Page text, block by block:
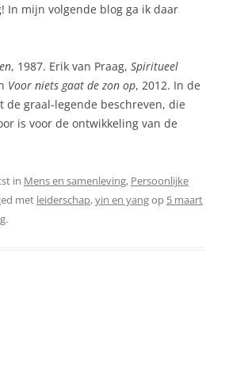
In mijn volgende blog ga ik daar
, 1987. Erik van Praag, Spiritueel
Voor niets gaat de zon op, 2012. In de
de graal-legende beschreven, die
is voor de ontwikkeling van de
in Mens en samenleving, Persoonlijke
met leiderschap,yin en yangop 5 maart
.